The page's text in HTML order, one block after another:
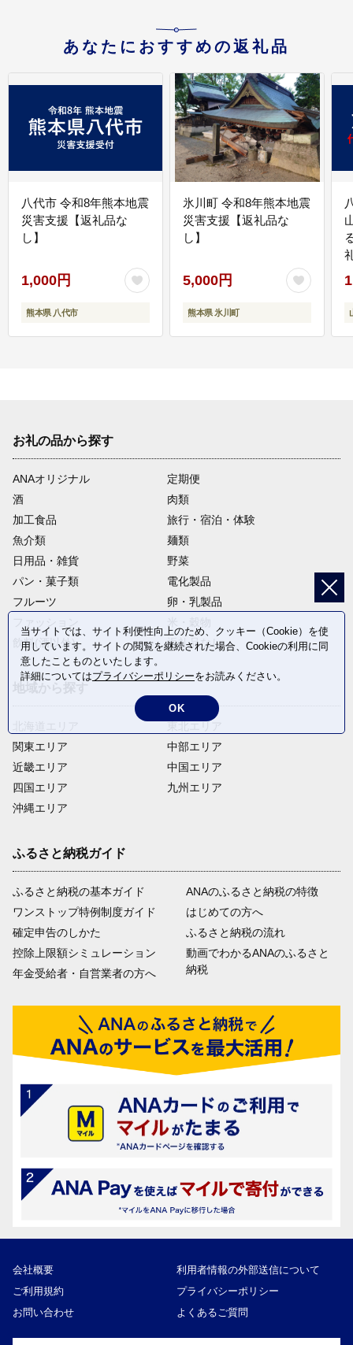
あなたにおすすめの返礼品
八代市 令和8年熊本地震
災害支援【返礼品な
し】
1,000円
熊本県 八代市
氷川町 令和8年熊本地震
災害支援【返礼品な
し】
5,000円
熊本県 氷川町
お礼の品から探す
ANAオリジナル
定期便
酒
肉類
加工食品
旅行・宿泊・体験
魚介類
麺類
日用品・雑貨
野菜
パン・菓子類
電化製品
フルーツ
卵・乳製品
飲料(酒以外)
返礼品なし
関東エリア
近畿エリア
四国エリア
沖縄エリア
中部エリア
中国エリア
九州エリア
ふるさと納税ガイド
ふるさと納税の基本ガイド
ワンストップ特例制度ガイド
確定申告のしかた
控除上限額シミュレーション
年金受給者・自営業者の方へ
ANAのふるさと納税の特徴
はじめての方へ
ふるさと納税の流れ
動画でわかるANAのふるさと
納税
会社概要
利用者情報の外部送信について
ご利用規約
プライバシーポリシー
お問い合わせ
よくあるご質問
当サイトでは、サイト利便性向上のため、クッキー（Cookie）を使
用しています。サイトの閲覧を継続された場合、Cookieの利用に同
意したことものといたします。
詳細についてはプライバシーポリシーをお読みください。
OK